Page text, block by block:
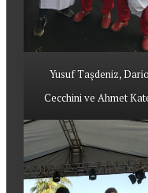
Yusuf Taşdeniz, Dario
Cecchini ve Ahmet